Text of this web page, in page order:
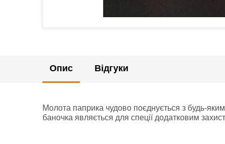
Опис Відгуки
Молота паприка чудово поєднується з будь-
баночка являється для спеції додатковим